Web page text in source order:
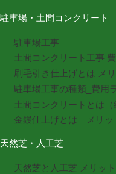
駐車場・土間コンクリート
駐車場工事
土間コンクリート工事
刷毛引き仕上げとは メ
駐車場工事の種類_費用
土間コンクリートとは（
金鏝仕上げとは メリッ
天然芝・人工芝
天然芝と人工芝 メリッ